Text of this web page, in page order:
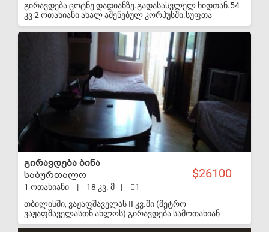
გირავდება ცოტნე დადიანზე.გადასასვლელ ხიდთან.54
კვ 2 ოთახიანი ახალ აშენებულ კორპუსში.სუფთა
მოწესრიგებული ბინა.2 წლით.იცხოვრებს
დამგირავებელი.გაპორმდება იპოტეკის
ხელშეკრულება.ფასი 35 000$ არ აკლდება. 574 05 02
26100
გირავდება ბინა
საბურთალო
1 ოთახიანი | 18 კვ. მ |
1
თბილისში, ვაჟაფშაველას II კვ.ში (მეტრო
ვაჟაფშაველასთნ ახლოს) გირავდება სამოთახიან
ბინაში ერთი ოთახი. ოთახს აქვს ცალკე სამზარეულო და